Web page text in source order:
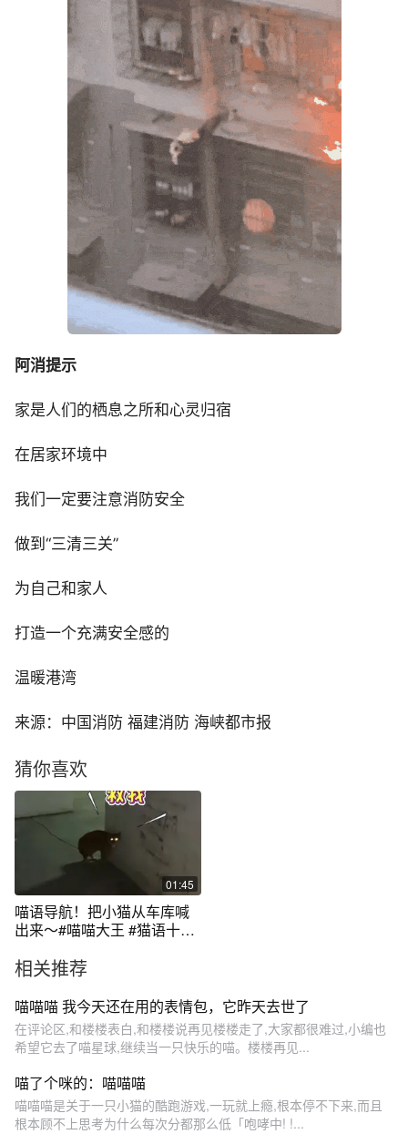
阿消提示
家是人们的栖息之所和心灵归宿
在居家环境中
我们一定要注意消防安全
做到“三清三关”
为自己和家人
打造一个充满安全感的
温暖港湾
来源：中国消防 福建消防 海峡都市报
猜你喜欢
01:45
喵语导航！把小猫从车库喊
出来～#喵喵大王 #猫语十级
相关推荐
喵喵喵 我今天还在用的表情包，它昨天去世了
在评论区,和楼楼表白,和楼楼说再见楼楼走了,大家都很难过,小编也
希望它去了喵星球,继续当一只快乐的喵。楼楼再见...
喵了个咪的：喵喵喵
喵喵喵是关于一只小猫的酷跑游戏,一玩就上瘾,根本停不下来,而且
根本顾不上思考为什么每次分都那么低「咆哮中! !...